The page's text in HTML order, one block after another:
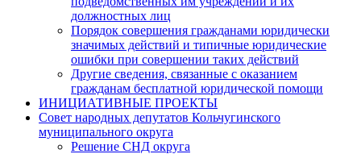
должностных лиц
Порядок совершения гражданами юридически
значимых действий и типичные юридические
ошибки при совершении таких действий
Другие сведения, связанные с оказанием
гражданам бесплатной юридической помощи
ИНИЦИАТИВНЫЕ ПРОЕКТЫ
Совет народных депутатов Кольчугинского
муниципального округа
Решение СНД округа